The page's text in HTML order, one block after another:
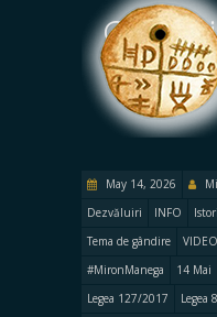
May 14, 2026
Dezvăluiri
INFO
Tema de gândire
VIDEO
#MironManega
14 Mai
Legea 127/2017
Legea